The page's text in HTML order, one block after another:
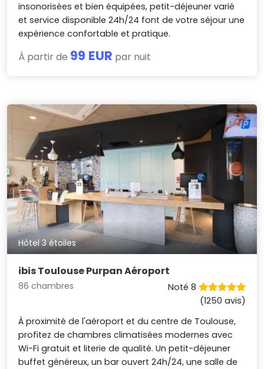
insonorisées et bien équipées, petit-déjeuner varié
et service disponible 24h/24 font de votre séjour une
expérience confortable et pratique.
À partir de 99 EUR par nuit
Hôtel 3 étoiles
ibis Toulouse Purpan Aéroport
86 chambres
Noté 8
(1250 avis)
À proximité de l'aéroport et du centre de Toulouse,
profitez de chambres climatisées modernes avec
Wi-Fi gratuit et literie de qualité. Un petit-déjeuner
buffet généreux, un bar ouvert 24h/24, une salle de